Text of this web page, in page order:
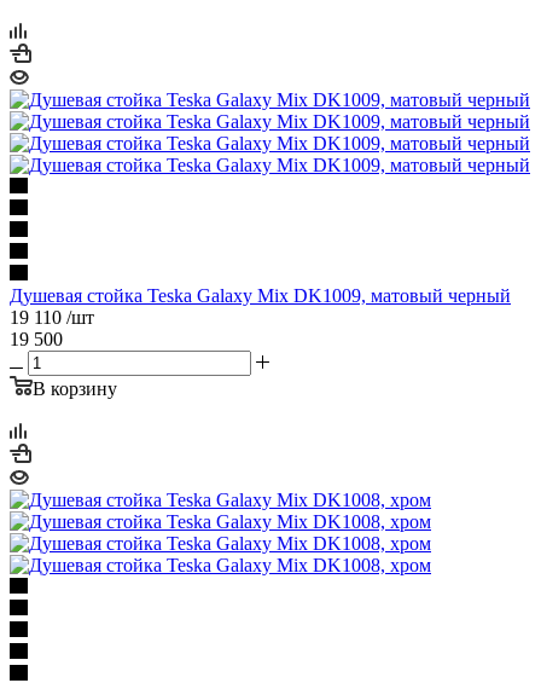
Душевая стойка Teska Galaxy Mix DK1009, матовый черный
19 110 /шт
19 500
В корзину